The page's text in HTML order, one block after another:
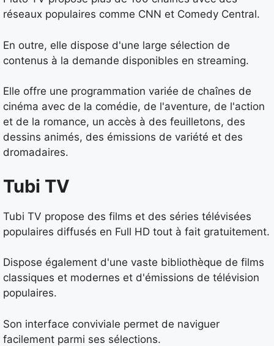
réseaux populaires comme CNN et Comedy Central.
En outre, elle dispose d'une large sélection de
contenus à la demande disponibles en streaming.
Elle offre une programmation variée de chaînes de
cinéma avec de la comédie, de l'aventure, de l'action
et de la romance, un accès à des feuilletons, des
dessins animés, des émissions de variété et des
dromadaires.
Tubi TV
Tubi TV propose des films et des séries télévisées
populaires diffusés en Full HD tout à fait gratuitement.
Dispose également d'une vaste bibliothèque de films
classiques et modernes et d'émissions de télévision
populaires.
Son interface conviviale permet de naviguer
facilement parmi ses sélections.